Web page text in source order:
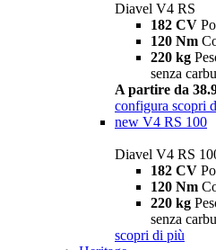
Diavel V4 RS
182 CV
120 Nm
220 kg
senza
A partire da
configura scopri
new V4 RS 100
Diavel V4 RS
182 CV
120 Nm
220 kg
senza
scopri di più